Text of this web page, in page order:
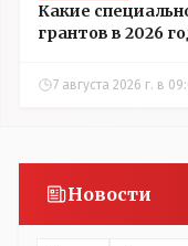
Какие
грантов в 2026
7 августа 2026 г. в
Новости